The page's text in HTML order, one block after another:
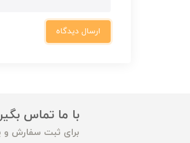
ارسال دیدگاه
با ما تماس
برای ثبت سفارش و